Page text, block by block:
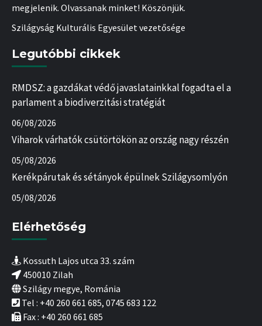
megjelenik. Olvassanak minket! Köszönjük.
Szilágyság Kulturális Egyesület vezetősége
Legutóbbi cikkek
RMDSZ: a gazdákat védő javaslatainkkal fogadta el a
parlament a biodiverzitási stratégiát
06/08/2026
Viharok várhatók csütörtökön az ország nagy részén
05/08/2026
Kerékpárutak és sétányok épülnek Szilágysomlyón
05/08/2026
Elérhetőség
Kossuth Lajos utca 33. szám
450010 Zilah
Szilágy megye, Románia
Tel : +40 260 661 685, 0745 683 122
Fax : +40 260 661 685